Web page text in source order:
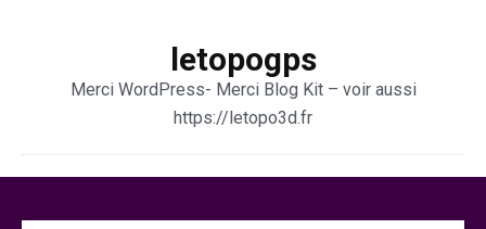
letopogps
Merci WordPress- Merci Blog Kit – voir aussi
https://letopo3d.fr